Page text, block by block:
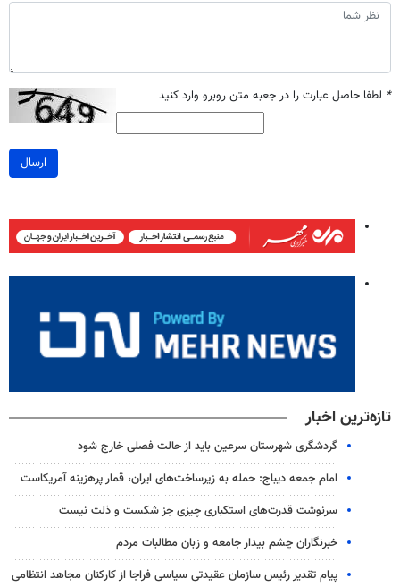
* لطفا حاصل عبارت را در جعبه متن روبرو وارد کنید
ارسال
تازه‌ترین اخبار
گردشگری شهرستان سرعین باید از حالت فصلی خارج شود
امام جمعه دیباج: حمله به زیرساخت‌های ایران، قمار پرهزینه آمریکاست
سرنوشت قدرت‌های استکباری چیزی جز شکست و ذلت نیست
خبرنگاران چشم بیدار جامعه و زبان مطالبات مردم
پیام تقدیر رئیس سازمان عقیدتی سیاسی فراجا از کارکنان مجاهد انتظامی